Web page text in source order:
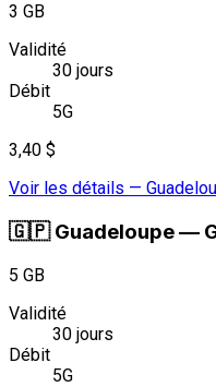
3 GB
Validité
30 jours
Débit
5G
3,40 $
Voir les détails —
🇬🇵 Guadeloupe—
5 GB
Validité
30 jours
Débit
5G